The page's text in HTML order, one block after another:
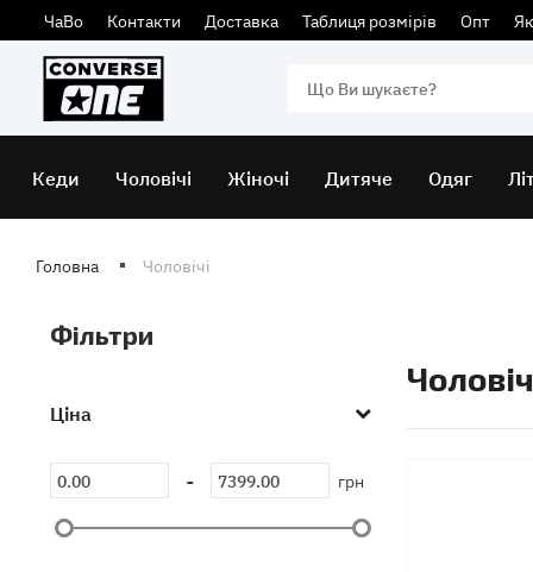
ЧаВо Контакти Доставка Таблиця розмірів Опт
Кеди Чоловічі Жіночі Дитяче Одяг
Головна Чоловічі
Фiльтри
Ціна
- грн